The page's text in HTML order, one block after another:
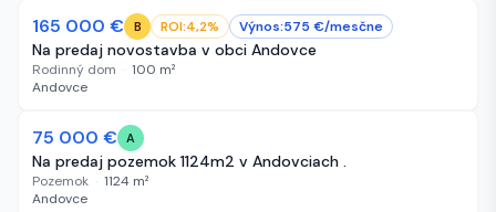
24 dní
165 000 € B ROI:4,2% Výnos:575 €/mesčne
Na predaj novostavba v obci Andovce
Rodinný dom · 100 m²
Andovce
25 dní
75 000 € A
Na predaj pozemok 1124m2 v Andovciach .
Pozemok · 1124 m²
Andovce